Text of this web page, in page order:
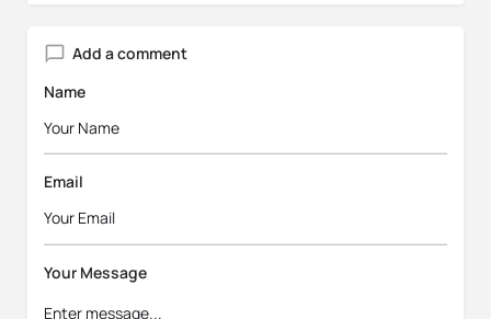
Add a comment
Name
Email
Your Message